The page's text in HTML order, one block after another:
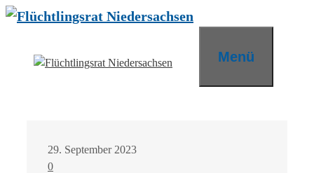
Zum
Menü
29. September 2023
0